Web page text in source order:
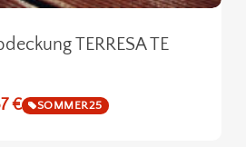
TERRESA TE
€ SOMMER25